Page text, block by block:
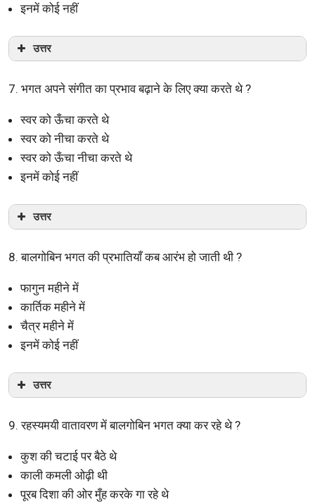
इनमें कोई नहीं
उत्तर
7. भगत अपने संगीत का प्रभाव बढ़ाने के लिए क्या करते थे ?
स्वर को ऊँचा करते थे
स्वर को नीचा करते थे
स्वर को ऊँचा नीचा करते थे
इनमें कोई नहीं
उत्तर
8. बालगोबिन भगत की प्रभातियाँ कब आरंभ हो जाती थी ?
फागुन महीने में
कार्तिक महीने में
चैत्र महीने में
इनमें कोई नहीं
उत्तर
9. रहस्यमयी वातावरण में बालगोबिन भगत क्या कर रहे थे ?
कुश की चटाई पर बैठे थे
काली कमली ओढ़ी थी
पूरब दिशा की ओर मुँह करके गा रहे थे